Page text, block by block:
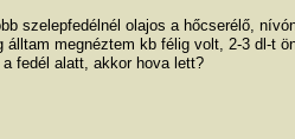
szelepfedélnél olajos a hőcserélő,
megnéztem kb félig volt, 2-3 dl-t
fedél alatt, akkor hova lett?